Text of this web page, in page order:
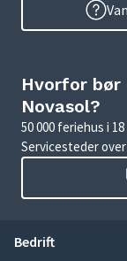
Hvorfor
Novasol?
50 000 feriehus i
Servicesteder
Bedrift